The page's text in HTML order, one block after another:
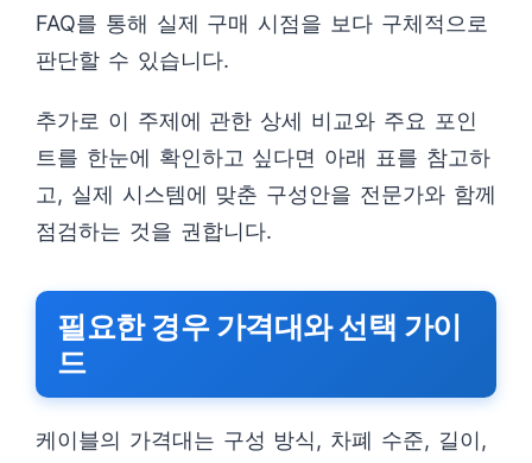
FAQ를 통해 실제 구매 시점을 보다 구체적으로
판단할 수 있습니다.
추가로 이 주제에 관한 상세 비교와 주요 포인
트를 한눈에 확인하고 싶다면 아래 표를 참고하
고, 실제 시스템에 맞춘 구성안을 전문가와 함께
점검하는 것을 권합니다.
필요한 경우 가격대와 선택 가이
드
케이블의 가격대는 구성 방식, 차폐 수준, 길이,